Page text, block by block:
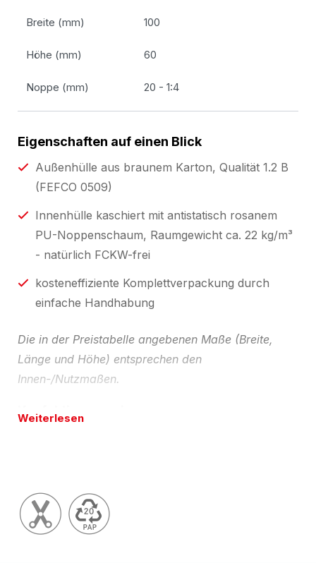
Breite (mm) 100
Höhe (mm) 60
Noppe (mm) 20 - 1:4
Eigenschaften auf einen Blick
Außenhülle aus braunem Karton, Qualität 1.2 B
(FEFCO 0509)
Innenhülle kaschiert mit antistatisch rosanem
PU-Noppenschaum, Raumgewicht ca. 22 kg/m³
- natürlich FCKW-frei
kosteneffiziente Komplettverpackung durch
einfache Handhabung
Die in der Preistabelle angebenen Maße (Breite,
Länge und Höhe) entsprechen den
Innen-/Nutzmaßen.
Konfektionsservice
Noppenschaumqualität - Schaum natürlich auch in
antistatischer oder elektrisch leitfähiger Ausrüstung
lieferbar. Kartonhülle auch z.B. in weiß - auch mit
Weiterlesen